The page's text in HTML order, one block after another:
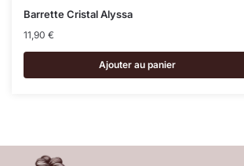
Barrette Cristal Alyssa
11,90 €
Ajouter au panier